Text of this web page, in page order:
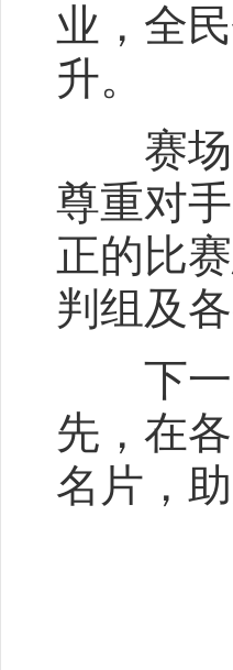
业，全
升。
赛场
尊重对
正的比
判组及
下一
先，在
名片，